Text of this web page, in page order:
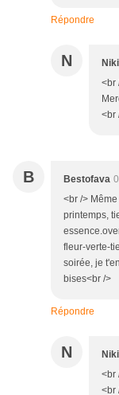
Répondre
N
<br
<br
B Bestofava
<br />
printemps,
fleur-verte-
soirée, je
bises<br />
Répondre
N
<br
<br